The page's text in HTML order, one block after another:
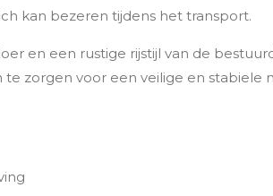
kan bezeren tijdens het transport.
en een rustige rijstijl van de
zorgen voor een veilige en stabiele